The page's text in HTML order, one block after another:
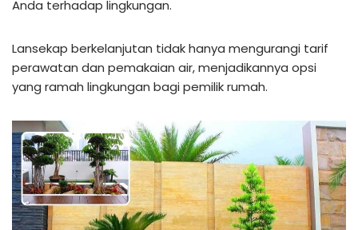
Anda terhadap lingkungan.
Lansekap berkelanjutan tidak hanya mengurangi tarif
perawatan dan pemakaian air, menjadikannya opsi
yang ramah lingkungan bagi pemilik rumah.